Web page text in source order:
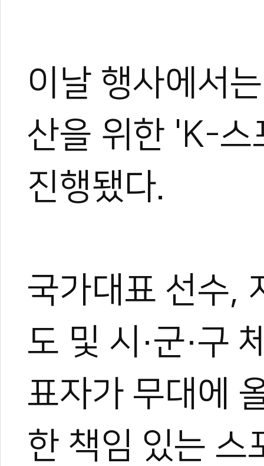
이날 행사에서
산을 위한 'K-스
진행됐다.
국가대표 선수,
도 및 시·군·구
표자가 무대에
한 책임 있는 스